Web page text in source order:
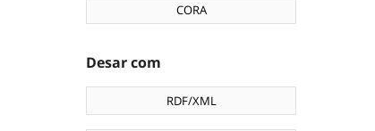
CORA
Desar com
RDF/XML